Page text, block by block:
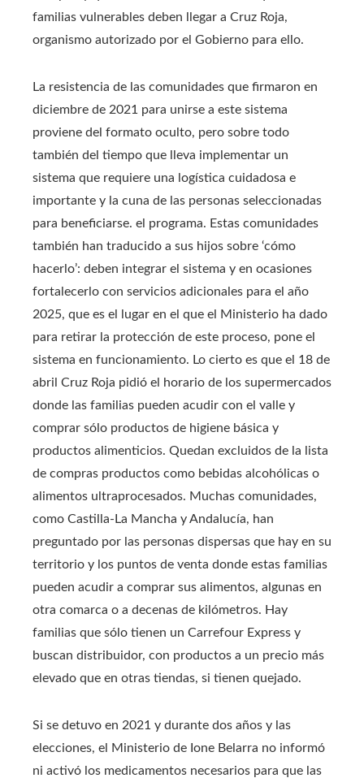
familias vulnerables deben llegar a Cruz Roja,
organismo autorizado por el Gobierno para ello.
La resistencia de las comunidades que firmaron en
diciembre de 2021 para unirse a este sistema
proviene del formato oculto, pero sobre todo
también del tiempo que lleva implementar un
sistema que requiere una logística cuidadosa e
importante y la cuna de las personas seleccionadas
para beneficiarse. el programa. Estas comunidades
también han traducido a sus hijos sobre ‘cómo
hacerlo’: deben integrar el sistema y en ocasiones
fortalecerlo con servicios adicionales para el año
2025, que es el lugar en el que el Ministerio ha dado
para retirar la protección de este proceso, pone el
sistema en funcionamiento. Lo cierto es que el 18 de
abril Cruz Roja pidió el horario de los supermercados
donde las familias pueden acudir con el valle y
comprar sólo productos de higiene básica y
productos alimenticios. Quedan excluidos de la lista
de compras productos como bebidas alcohólicas o
alimentos ultraprocesados. Muchas comunidades,
como Castilla-La Mancha y Andalucía, han
preguntado por las personas dispersas que hay en su
territorio y los puntos de venta donde estas familias
pueden acudir a comprar sus alimentos, algunas en
otra comarca o a decenas de kilómetros. Hay
familias que sólo tienen un Carrefour Express y
buscan distribuidor, con productos a un precio más
elevado que en otras tiendas, si tienen quejado.
Si se detuvo en 2021 y durante dos años y las
elecciones, el Ministerio de Ione Belarra no informó
ni activó los medicamentos necesarios para que las